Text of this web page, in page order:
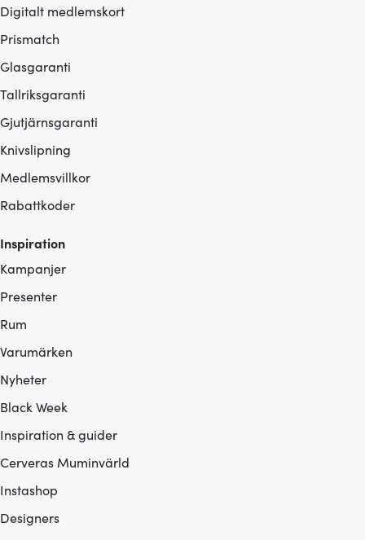
Digitalt medlemskort
Prismatch
Glasgaranti
Tallriksgaranti
Gjutjärnsgaranti
Knivslipning
Medlemsvillkor
Rabattkoder
Inspiration
Kampanjer
Presenter
Rum
Varumärken
Nyheter
Black Week
Inspiration & guider
Cerveras Muminvärld
Instashop
Designers